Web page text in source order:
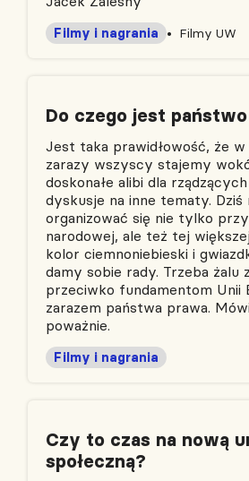
Filmy UW
Filmy i nagrania
Do czego jest
Jest taka prawidłowość, że w
zarazy wszyscy stajemy
doskonałe alibi dla
dyskusje na inne tematy. Dziś
organizować się nie tylko
narodowej, ale też tej
kolor ciemnoniebieski i
damy sobie rady. Trzeba żalu
przeciwko fundamentom Unii
zarazem państwa prawa.
poważnie.
Filmy i nagrania
Czy to czas na nową
społeczną?